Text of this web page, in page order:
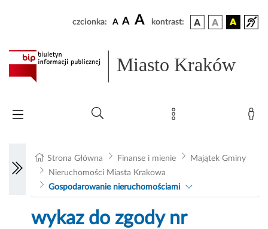
czcionka: A A A kontrast:
Miasto Kraków
Strona Główna Finanse i mienie
Majątek Gminy
Nieruchomości Miasta Krakowa
Gospodarowanie nieruchomościami
wykaz do zgody nr